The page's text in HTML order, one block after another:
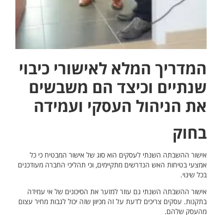
המדריך המלא לאישורי כיבוי
שנתיים וכיצד הם משבשים
את הניהול העסקי ועמידה
בחוק
אישור ההשבתה השנתי לעסקים הוא סוג של אישור המבטיח כי כל
אמצעי בטיחות האש הנדרשים מתקיימים, וכי תהליכי החברה מעודכנים
בכל שינוי.
אישור ההשבתה השנתי גם עוזר למזער את הסיכונים של אי עמידה
בתקנות. עסקים צריכים לדעת על זה מכיוון שזה יכול לגבות מחיר עצום
מהעסק שלהם.